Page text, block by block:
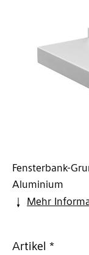
Fensterbank-
Aluminium
Mehr
Artikel *